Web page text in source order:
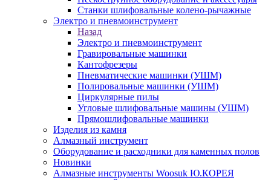
Станки шлифовальные колено-рычажные
Электро и пневмоинструмент
Назад
Электро и пневмоинструмент
Гравировальные машинки
Кантофрезеры
Пневматические машинки (УШМ)
Полировальные машинки (УШМ)
Циркулярные пилы
Угловые шлифовальные машины (УШМ)
Прямошлифовальные машинки
Изделия из камня
Алмазный инструмент
Оборудование и расходники для каменных полов
Новинки
Алмазные инструменты Woosuk Ю.КОРЕЯ